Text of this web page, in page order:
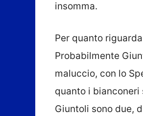
insomma.
Per quanto
Probabilmente
maluccio, con lo
quanto i
Giuntoli sono due,